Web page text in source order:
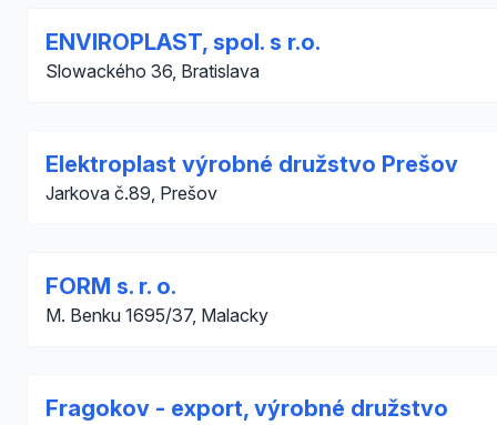
ENVIROPLAST, spol. s r.o.
Slowackého 36, Bratislava
Elektroplast výrobné družstvo Prešov
Jarkova č.89, Prešov
FORM s. r. o.
M. Benku 1695/37, Malacky
Fragokov - export, výrobné družstvo